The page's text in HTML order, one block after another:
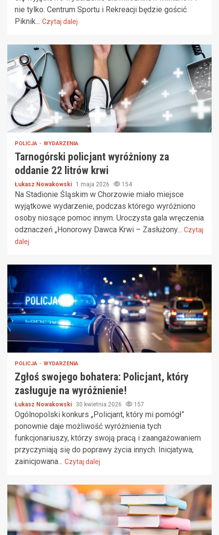
nie tylko. Centrum Sportu i Rekreacji będzie gościć
Piknik... Czytaj dalej
POLICJA WYDARZENIA
Tarnogórski policjant wyróżniony za
oddanie 22 litrów krwi
Łukasz Nowakowski 1 maja 2026 154
Na Stadionie Śląskim w Chorzowie miało miejsce
wyjątkowe wydarzenie, podczas którego wyróżniono
osoby niosące pomoc innym. Uroczysta gala wręczenia
odznaczeń „Honorowy Dawca Krwi – Zasłużony... Czytaj
dalej
POLICJA WYDARZENIA
Zgłoś swojego bohatera: Policjant, który
zasługuje na wyróżnienie!
Łukasz Nowakowski 30 kwietnia 2026 157
Ogólnopolski konkurs „Policjant, który mi pomógł”
ponownie daje możliwość wyróżnienia tych
funkcjonariuszy, którzy swoją pracą i zaangażowaniem
przyczyniają się do poprawy życia innych. Inicjatywa,
zainicjowana... Czytaj dalej